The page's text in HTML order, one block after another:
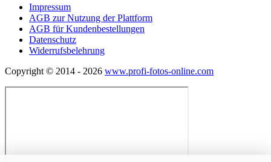
Impressum
AGB zur Nutzung der Plattform
AGB für Kundenbestellungen
Datenschutz
Widerrufsbelehrung
Copyright © 2014 - 2026 www.profi-fotos-online.com